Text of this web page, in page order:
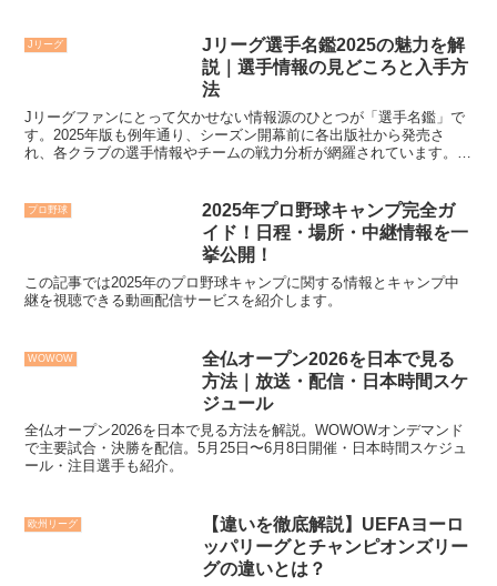
Jリーグ
Jリーグ選手名鑑2025の魅力を解
説｜選手情報の見どころと入手方
法
Jリーグファンにとって欠かせない情報源のひとつが「選手名鑑」で
す。2025年版も例年通り、シーズン開幕前に各出版社から発売さ
れ、各クラブの選手情報やチームの戦力分析が網羅されています。本
プロ野球
2025年プロ野球キャンプ完全ガ
イド！日程・場所・中継情報を一
挙公開！
この記事では2025年のプロ野球キャンプに関する情報とキャンプ中
継を視聴できる動画配信サービスを紹介します。
WOWOW
全仏オープン2026を日本で見る
方法｜放送・配信・日本時間スケ
ジュール
全仏オープン2026を日本で見る方法を解説。WOWOWオンデマンド
で主要試合・決勝を配信。5月25日〜6月8日開催・日本時間スケジュ
ール・注目選手も紹介。
欧州リーグ
【違いを徹底解説】UEFAヨーロ
ッパリーグとチャンピオンズリー
グの違いとは？